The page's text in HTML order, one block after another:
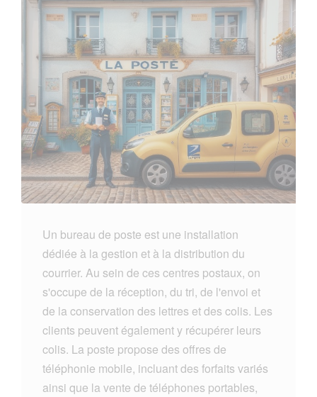
Un bureau de poste est une installation
dédiée à la gestion et à la distribution du
courrier. Au sein de ces centres postaux, on
s'occupe de la réception, du tri, de l'envoi et
de la conservation des lettres et des colis. Les
clients peuvent également y récupérer leurs
colis. La poste propose des offres de
téléphonie mobile, incluant des forfaits variés
ainsi que la vente de téléphones portables,